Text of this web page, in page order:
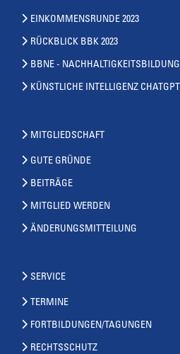
EINKOMMENSRUNDE 2023
RÜCKBLICK BBK 2023
BBNE - NACHHALTIGKEITSBILDUNG
KÜNSTLICHE INTELLIGENZ CHATGPT
MITGLIEDSCHAFT
GUTE GRÜNDE
BEITRÄGE
MITGLIED WERDEN
ÄNDERUNGSMITTEILUNG
SERVICE
TERMINE
FORTBILDUNGEN/TAGUNGEN
RECHTSSCHUTZ